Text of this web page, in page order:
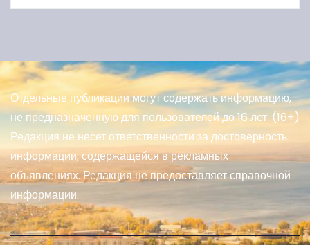
Отдельные публикации могут содержать информацию,
не предназначенную для пользователей до 16 лет. (16+)
Редакция не несет ответственности за достоверность
информации, содержащейся в рекламных
объявлениях. Редакция не предоставляет справочной
информации.